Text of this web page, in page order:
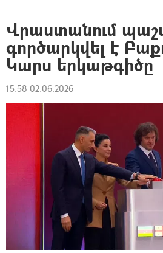
Վրաստանում
գործարկվել է
Կարս երկաթգիծը
15:58 02.06.2026